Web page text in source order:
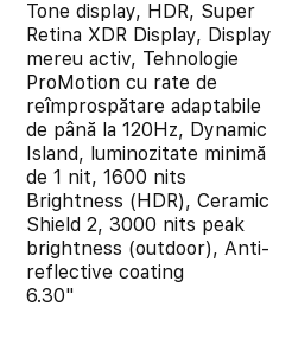
Tone display, HDR, Super
Retina XDR Display, Display
mereu activ, Tehnologie
ProMotion cu rate de
reîmprospătare adaptabile
de până la 120Hz, Dynamic
Island, luminozitate minimă
de 1 nit, 1600 nits
Brightness (HDR), Ceramic
Shield 2, 3000 nits peak
brightness (outdoor), Anti-
reflective coating
6.30"